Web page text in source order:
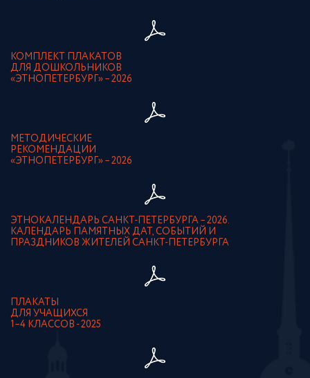
КОМПЛЕКТ ПЛАКАТОВ
ДЛЯ ДОШКОЛЬНИКОВ
«ЭТНОПЕТЕРБУРГ» – 2026
МЕТОДИЧЕСКИЕ
РЕКОМЕНДАЦИИ
«ЭТНОПЕТЕРБУРГ» – 2026
ЭТНОКАЛЕНДАРЬ САНКТ-ПЕТЕРБУРГА – 2026.
КАЛЕНДАРЬ ПАМЯТНЫХ ДАТ, СОБЫТИЙ И
ПРАЗДНИКОВ ЖИТЕЛЕЙ САНКТ-ПЕТЕРБУРГА
ПЛАКАТЫ
ДЛЯ УЧАЩИХСЯ
1–4 КЛАССОВ - 2025